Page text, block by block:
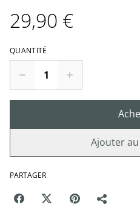
29,90 €
QUANTITÉ
Ajouter
PARTAGER